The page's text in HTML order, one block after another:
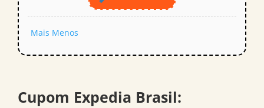
Mais Menos
Cupom Expedia Brasil: